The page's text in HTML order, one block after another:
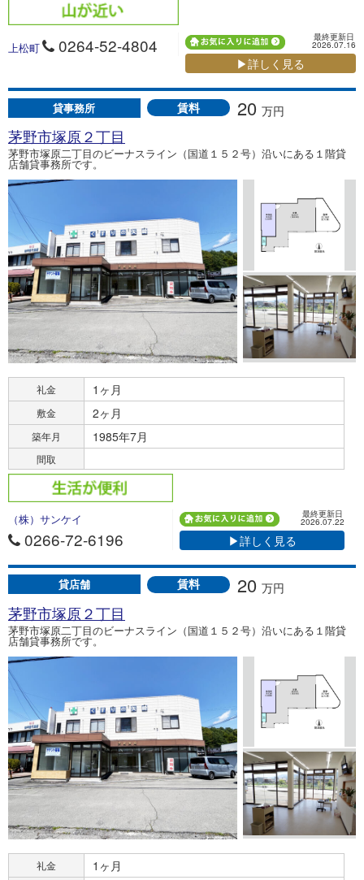
上松町 0264-52-4804 最終更新日
2026.07.16
▶詳しく見る
貸事務所 賃料 20 万円
茅野市塚原２丁目
茅野市塚原二丁目のビーナスライン（国道１５２号）沿いにある１階貸
店舗貸事務所です。
礼金 1ヶ月
敷金 2ヶ月
築年月 1985年7月
間取
（株）サンケイ
0266-72-6196
最終更新日
2026.07.22
▶詳しく見る
貸店舗 賃料 20 万円
茅野市塚原２丁目
茅野市塚原二丁目のビーナスライン（国道１５２号）沿いにある１階貸
店舗貸事務所です。
礼金 1ヶ月